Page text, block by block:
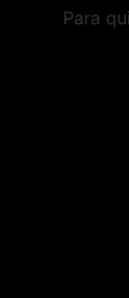
Para